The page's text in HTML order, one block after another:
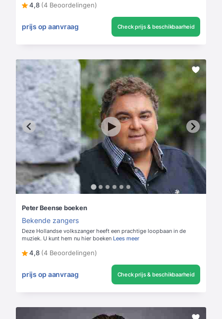
4,8 (4 Beoordelingen)
prijs op aanvraag Check prijs & beschikbaarheid
Peter Beense boeken
Bekende zangers
Deze Hollandse volkszanger heeft een prachtige loopbaan in de
muziek. U kunt hem nu hier boeken Lees meer
4,8 (4 Beoordelingen)
prijs op aanvraag Check prijs & beschikbaarheid